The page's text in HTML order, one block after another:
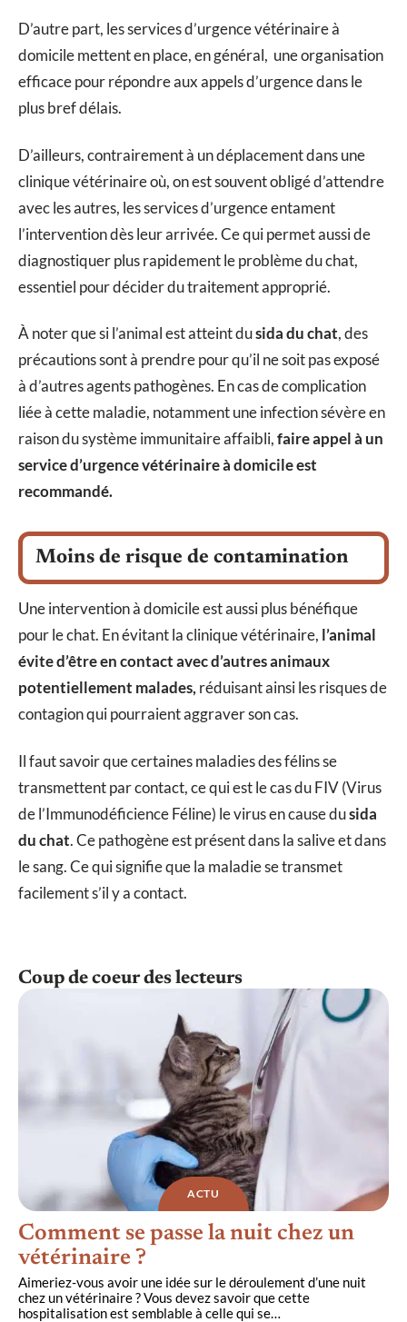
D’autre part, les services d’urgence vétérinaire à
domicile mettent en place, en général, une organisation
efficace pour répondre aux appels d’urgence dans le
plus bref délais.
D’ailleurs, contrairement à un déplacement dans une
clinique vétérinaire où, on est souvent obligé d’attendre
avec les autres, les services d’urgence entament
l’intervention dès leur arrivée. Ce qui permet aussi de
diagnostiquer plus rapidement le problème du chat,
essentiel pour décider du traitement approprié.
À noter que si l’animal est atteint dusida du chat, des
précautions sont à prendre pour qu’il ne soit pas exposé
à d’autres agents pathogènes. En cas de complication
liée à cette maladie, notamment une infection sévère en
raison du système immunitaire affaibli,faire appel à un
service d’urgence vétérinaire à domicile est
recommandé.
Moins de risque de contamination
Une intervention à domicile est aussi plus bénéfique
pour le chat. En évitant la clinique vétérinaire, l’animal
évite d’être en contact avec d’autres animaux
potentiellement malades,réduisant ainsi les risques de
contagion qui pourraient aggraver son cas.
Il faut savoir que certaines maladies des félins se
transmettent par contact, ce qui est le cas du FIV (Virus
de l’Immunodéficience Féline) le virus en cause dusida
du chat. Ce pathogène est présent dans la salive et dans
le sang. Ce qui signifie que la maladie se transmet
facilement s’il y a contact.
Coup de coeur des lecteurs
ACTU
Comment se passe la nuit chez un
vétérinaire ?
Aimeriez-vous avoir une idée sur le déroulement d’une nuit
chez un vétérinaire ? Vous devez savoir que cette
hospitalisation est semblable à celle qui se…